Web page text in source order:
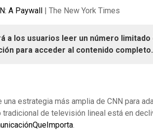
A Paywall | The New York Times
a los usuarios leer un número
para acceder al contenido completo.
una estrategia más amplia de CNN para
de televisión lineal está en
.